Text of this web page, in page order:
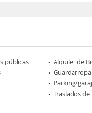
públicas
Alquiler de
Guardarropa
Parking/
Traslados de